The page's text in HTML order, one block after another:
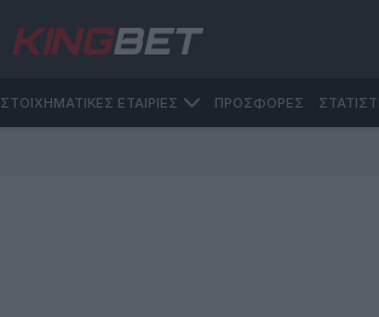
ΣΤΟΙΧΗΜΑΤΙΚΕΣ ΕΤΑΙΡΙΕΣ ΠΡΟΣΦΟΡΕΣ